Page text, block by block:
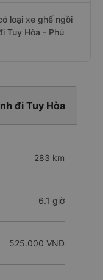
loại xe ghế ngồi
Tuy Hòa - Phú
đi Tuy Hòa
283 km
6.1 giờ
525.000 VNĐ